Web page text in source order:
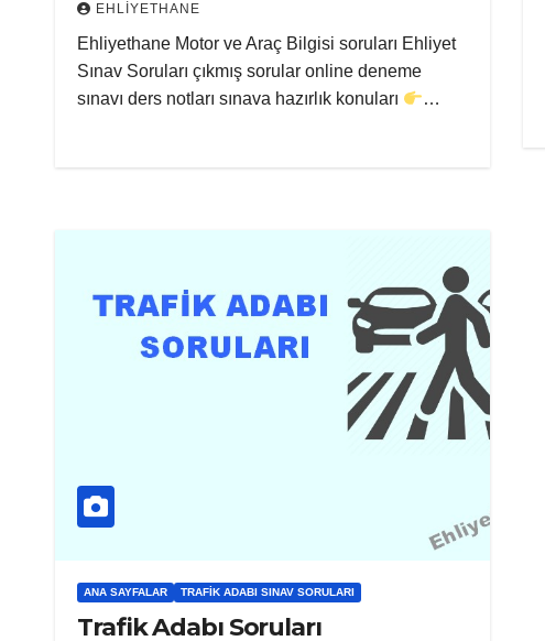
EHLIYETHANE
Ehliyethane Motor ve Araç Bilgisi soruları Ehliyet
Sınav Soruları çıkmış sorular online deneme
sınavı ders notları sınava hazırlık konuları
…
ANA SAYFALAR TRAFIK ADABI SINAV SORULARI
Trafik Adabı Soruları